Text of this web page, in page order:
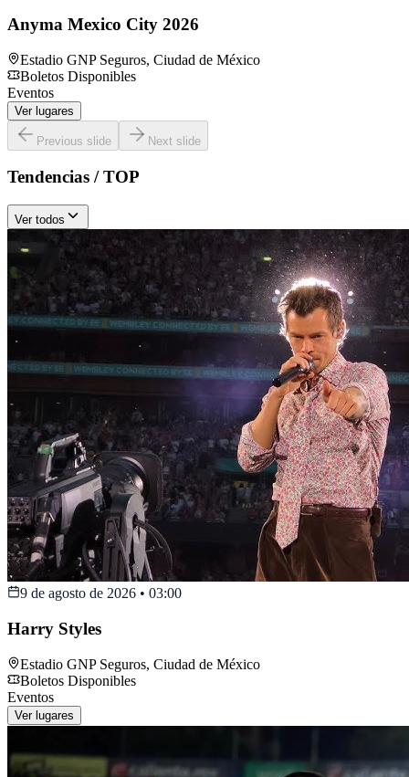
Anyma Mexico City 2026
Estadio GNP Seguros, Ciudad de México
Boletos Disponibles
Eventos
Ver lugares
Previous slide Next slide
Tendencias / TOP
Ver todos
9 de agosto de 2026 • 03:00
Harry Styles
Estadio GNP Seguros, Ciudad de México
Boletos Disponibles
Eventos
Ver lugares